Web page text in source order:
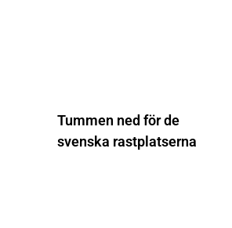
Tummen ned för de
svenska rastplatserna